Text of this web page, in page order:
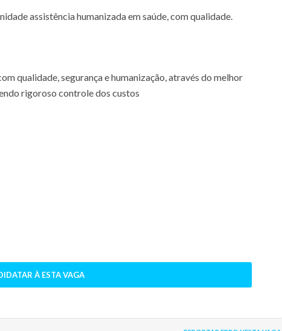
assistência humanizada em saúde, com qualidade.
qualidade, segurança e humanização, através do melhor
rigoroso controle dos custos
À ESTA VAGA